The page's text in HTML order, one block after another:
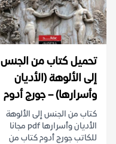
تحميل كتاب من الجنس
إلى الألوهة (الأديان
وأسرارها) – جورج أدوم
كتاب من الجنس إلى الألوهة
الأديان وأسرارها pdf مجانا
للكاتب جورج أدوم كتاب من